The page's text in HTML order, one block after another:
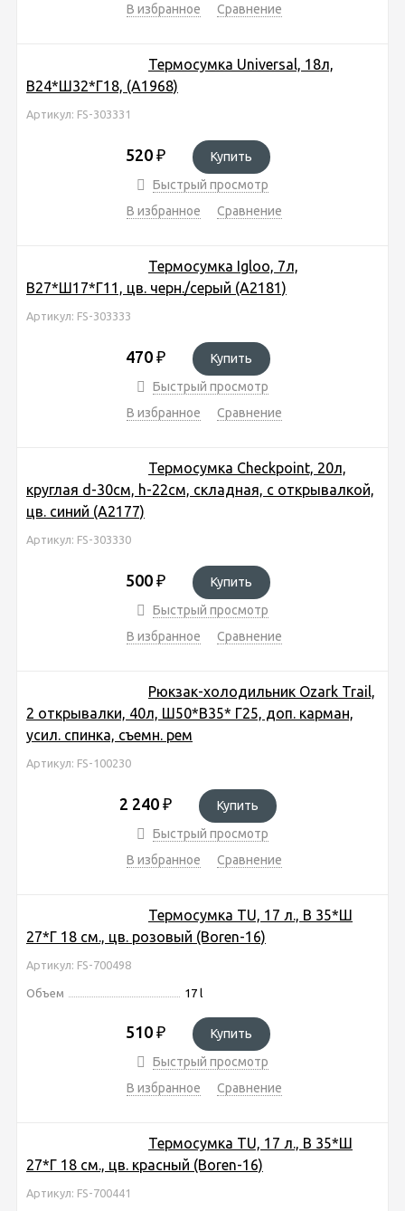
В избранное
Сравнение
Термосумка Universal, 18л,
В24*Ш32*Г18, (A1968)
Артикул: FS-303331
520 ₽
Купить
Быстрый просмотр
В избранное
Сравнение
Термосумка Igloo, 7л,
В27*Ш17*Г11, цв. черн./серый (A2181)
Артикул: FS-303333
470 ₽
Купить
Быстрый просмотр
В избранное
Сравнение
Термосумка Checkpoint, 20л,
круглая d-30см, h-22см, складная, с открывалкой,
цв. синий (A2177)
Артикул: FS-303330
500 ₽
Купить
Быстрый просмотр
В избранное
Сравнение
Рюкзак-холодильник Ozark Trail,
2 открывалки, 40л, Ш50*В35* Г25, доп. карман,
усил. спинка, съемн. рем
Артикул: FS-100230
2 240 ₽
Купить
Быстрый просмотр
В избранное
Сравнение
Термосумка TU, 17 л., В 35*Ш
27*Г 18 см., цв. розовый (Boren-16)
Артикул: FS-700498
Объем 17 l
510 ₽
Купить
Быстрый просмотр
В избранное
Сравнение
Термосумка TU, 17 л., В 35*Ш
27*Г 18 см., цв. красный (Boren-16)
Артикул: FS-700441